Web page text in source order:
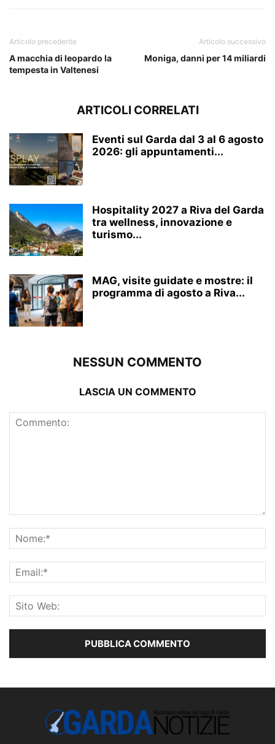
Articolo precedente
A macchia di leopardo la
tempesta in Valtenesi
Articolo successivo
Moniga, danni per 14 miliardi
ARTICOLI CORRELATI
Eventi sul Garda dal 3 al 6 agosto
2026: gli appuntamenti...
Hospitality 2027 a Riva del Garda
tra wellness, innovazione e
turismo...
MAG, visite guidate e mostre: il
programma di agosto a Riva...
NESSUN COMMENTO
LASCIA UN COMMENTO